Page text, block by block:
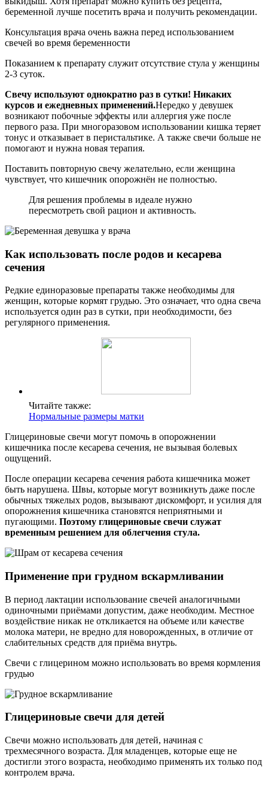
беременной лучше посетить врача и получить рекомендации.
Консультация врача очень важна перед использованием
свечей во время беременности
Показанием к препарату служит отсутствие стула у женщины
2-3 суток.
Свечу используют однократно раз в сутки! Никаких
курсов и ежедневных применений.Нередко у девушек
возникают побочные эффекты или аллергия уже после
первого раза. При многоразовом использовании кишка теряет
тонус и отказывает в перистальтике. А также свечи больше не
помогают и нужна новая терапия.
Поставить повторную свечу желательно, если женщина
чувствует, что кишечник опорожнён не полностью.
Для решения проблемы в идеале нужно
пересмотреть свой рацион и активность.
Как использовать после родов и кесарева
сечения
Редкие единоразовые препараты также необходимы для
женщин, которые кормят грудью. Это означает, что одна свеча
используется один раз в сутки, при необходимости, без
регулярного применения.
Читайте также:
Нормальные размеры матки
Глицериновые свечи могут помочь в опорожнении
кишечника после кесарева сечения, не вызывая болевых
ощущений.
После операции кесарева сечения работа кишечника может
быть нарушена. Швы, которые могут возникнуть даже после
обычных тяжелых родов, вызывают дискомфорт, и усилия для
опорожнения кишечника становятся неприятными и
пугающими. Поэтому глицериновые свечи служат
временным решением для облегчения стула.
Применение при грудном вскармливании
В период лактации использование свечей аналогичными
одиночными приёмами допустим, даже необходим. Местное
воздействие никак не откликается на объеме или качестве
молока матери, не вредно для новорожденных, в отличие от
слабительных средств для приёма внутрь.
Свечи с глицерином можно использовать во время кормления
грудью
Глицериновые свечи для детей
Свечи можно использовать для детей, начиная с
трехмесячного возраста. Для младенцев, которые еще не
достигли этого возраста, необходимо применять их только под
контролем врача.